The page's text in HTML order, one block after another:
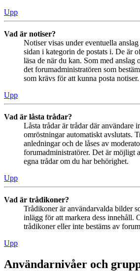
Upp
Vad är notiser?
Notiser visas under eventuella
sidan i kategorin de postats i. De är
läsa de när du kan. Som med anslag
det forumadministratören som
som krävs för att kunna posta notiser.
Upp
Vad är låsta trådar?
Låsta trådar är trådar där användare
omröstningar automatiskt avslutats.
anledningar och de låses av
forumadministratörer. Det är möjligt
egna trådar om du har behörighet.
Upp
Vad är trådikoner?
Trådikoner är användarvalda bilder
inlägg för att markera dess innehåll.
trådikoner eller inte bestäms av
Upp
Användarnivåer och